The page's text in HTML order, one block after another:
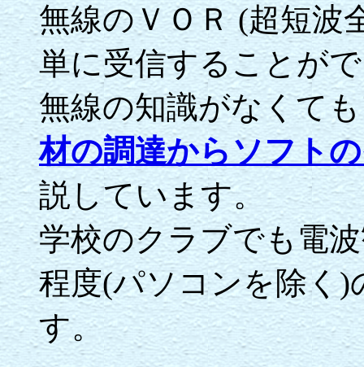
無線のＶＯＲ (超短波
単に受信することが
無線の知識がなくて
材の調達からソフト
説しています。
学校のクラブでも電
程度(パソコンを除く
す。